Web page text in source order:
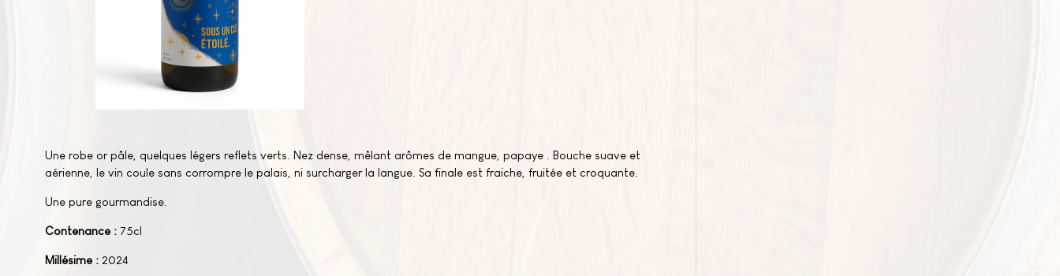
Une robe or pâle, quelques légers reflets verts. Nez dense, mêlant arômes de mangue, papaye . Bouche suave et
aérienne, le vin coule sans corrompre le palais, ni surcharger la langue. Sa finale est fraiche, fruitée et croquante.
Une pure gourmandise.
Contenance : 75cl
Millésime : 2024